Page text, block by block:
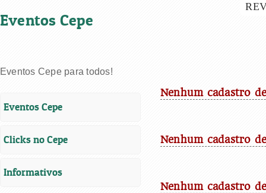
Eventos Cepe
Eventos Cepe para todos!
Eventos Cepe
Clicks no Cepe
Informativos
Nenhum cadastro
Nenhum cadastro
Nenhum cadastro